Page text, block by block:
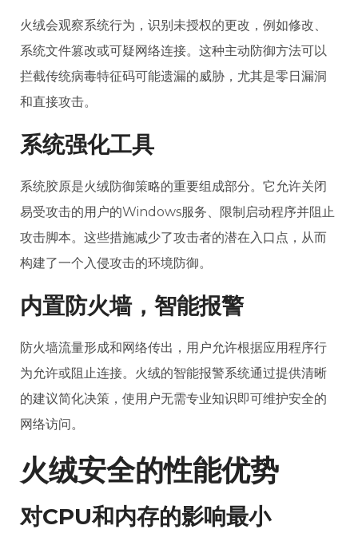
火绒会观察系统行为，识别未授权的更改，例如修改、
系统文件篡改或可疑网络连接。这种主动防御方法可以
拦截传统病毒特征码可能遗漏的威胁，尤其是零日漏洞
和直接攻击。
系统强化工具
系统胶原是火绒防御策略的重要组成部分。它允许关闭
易受攻击的用户的Windows服务、限制启动程序并阻止
攻击脚本。这些措施减少了攻击者的潜在入口点，从而
构建了一个入侵攻击的环境防御。
内置防火墙，智能报警
防火墙流量形成和网络传出，用户允许根据应用程序行
为允许或阻止连接。火绒的智能报警系统通过提供清晰
的建议简化决策，使用户无需专业知识即可维护安全的
网络访问。
火绒安全的性能优势
对CPU和内存的影响最小